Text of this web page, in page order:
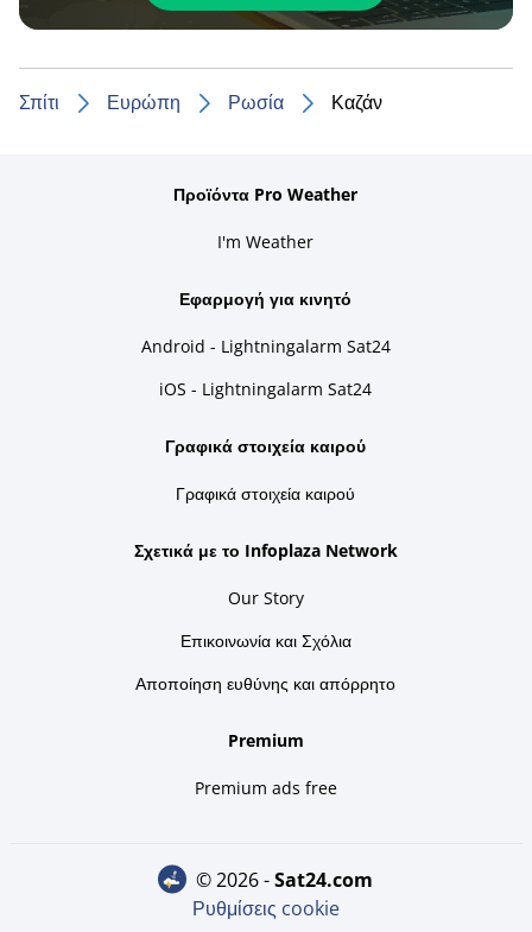
Σπίτι Ευρώπη Ρωσία Καζάν
Προϊόντα Pro Weather
I'm Weather
Εφαρμογή για κινητό
Android - Lightningalarm Sat24
iOS - Lightningalarm Sat24
Γραφικά στοιχεία καιρού
Γραφικά στοιχεία καιρού
Σχετικά με το Infoplaza Network
Our Story
Επικοινωνία και Σχόλια
Αποποίηση ευθύνης και απόρρητο
Premium
Premium ads free
© 2026 - sat24.com
Ρυθμίσεις cookie